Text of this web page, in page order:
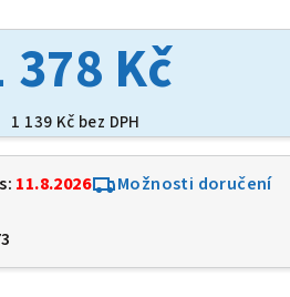
378 Kč
1 139 Kč bez DPH
11.8.2026 Možnosti doručení